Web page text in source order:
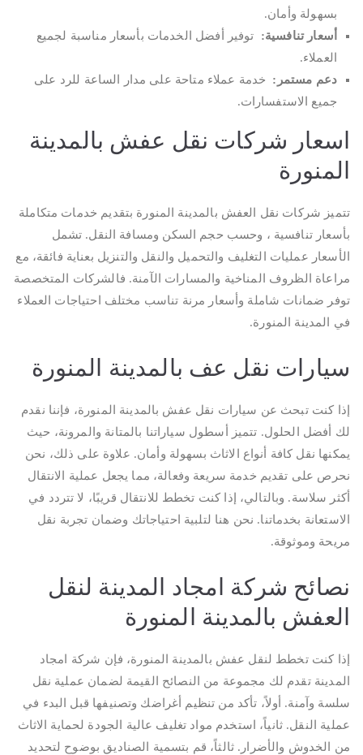
بسهولة وأمان.
أسعار تنافسية: توفير أفضل الخدمات بأسعار مناسبة لجميع
العملاء.
دعم مستمر : خدمة عملاء متاحة على مدار الساعة للرد على
جميع الاستفسارات.
اسعار شركات نقل عفش بالمدينة
المنورة
تتميز شركات نقل العفش بالمدينة المنورة بتقديم خدمات متكاملة
بأسعار تنافسية ، وحسب حجم السكن ومسافة النقل. تشمل
الأسعار عمليات التغليف والتحميل والنقل والتنزيل بعناية فائقة، مع
مراعاة الظروف المناخية والمسارات الآمنة. فالشركات المتخصصة
توفر ضمانات شاملة وأسعار مرنة تناسب مختلف احتياجات العملاء
في المدينة المنورة.
سيارات نقل عف بالمدينة المنورة
إذا كنت تبحث عن سيارات نقل عفش بالمدينة المنورة، فإننا نقدم
لك أفضل الحلول. تتميز أسطول سياراتنا بالمتانة والمرونة، حيث
يمكنها نقل كافة أنواع الاثاث بسهولة وأمان. علاوة على ذلك، نحن
نحرص على تقديم خدمة سريعة وفعالة، مما يجعل عملية الانتقال
أكثر سلاسة. وبالتالي، إذا كنت تخطط للانتقال قريبًا، لا تتردد في
الاستعانة بخدماتنا. نحن هنا لتلبية احتياجاتك وضمان تجربة نقل
مريحة وموثوقة.
نصائح شركة امجاد المدينة لنقل
العفش بالمدينة المنورة
إذا كنت تخطط لنقل عفش بالمدينة المنورة، فإن شركة امجاد
المدينة تقدم لك مجموعة من النصائح القيمة لضمان عملية نقل
سلسة وآمنة. أولاً، تأكد من تنظيم أغراضك وتصنيفها قبل البدء في
عملية النقل. ثانياً، استخدم مواد تغليف عالية الجودة لحماية الاثاث
من الخدوش والأضرار. ثالثاً، قم بتسمية الصناديق بوضوح لتحديد